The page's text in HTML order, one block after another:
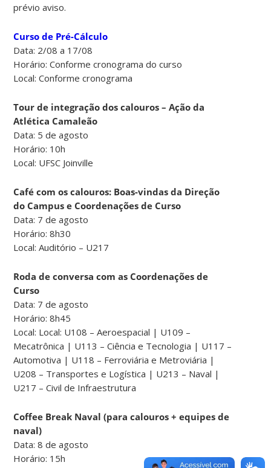
prévio aviso.
Curso de Pré-Cálculo
Data: 2/08 a 17/08
Horário: Conforme cronograma do curso
Local: Conforme cronograma
Tour de integração dos calouros – Ação da
Atlética Camaleão
Data: 5 de agosto
Horário: 10h
Local: UFSC Joinville
Café com os calouros: Boas-vindas da Direção
do Campus e Coordenações de Curso
Data: 7 de agosto
Horário: 8h30
Local: Auditório – U217
Roda de conversa com as Coordenações de
Curso
Data: 7 de agosto
Horário: 8h45
Local: Local: U108 – Aeroespacial | U109 –
Mecatrônica | U113 – Ciência e Tecnologia | U117 –
Automotiva | U118 – Ferroviária e Metroviária |
U208 – Transportes e Logística | U213 – Naval |
U217 – Civil de Infraestrutura
Coffee Break Naval (para calouros + equipes de
naval)
Data: 8 de agosto
Horário: 15h